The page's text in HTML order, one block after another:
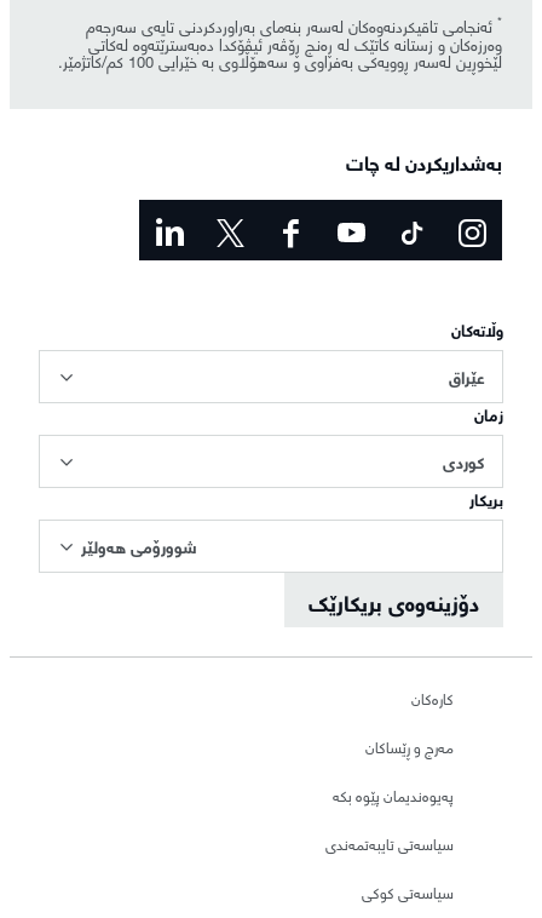
*ئەنجامی تاقیکردنەوەکان لەسەر بنەمای بەراوردکردنی تایەی سەرجەم
وەرزەکان و زستانە کاتێک لە ڕەنج ڕۆڤەر ئیڤۆکدا دەبەسترێتەوە لەکاتی
لێخوڕین لەسەر ڕوویەکی بەفراوی و سەهۆڵاوی بە خێرایی 100 کم/کاتژمێر.
بەشداریکردن لە چات
وڵاتەکان
عێراق
زمان
کوردی
بریکار
شوورۆمی هەولێر
دۆزینەوەی بریکارێک
کارەکان
مەرج و ڕێساکان
پەیوەندیمان پێوە بکە
سیاسەتی تایبەتمەندی
سیاسەتی کوکی